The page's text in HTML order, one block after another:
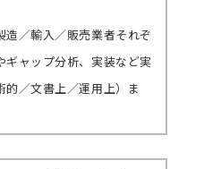
／輸入／販売業者それぞ
ギャップ分析、実装など実
／文書上／運用上）ま